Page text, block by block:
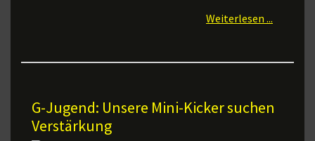
Weiterlesen ...
G-Jugend: Unsere Mini-Kicker suchen
Verstärkung